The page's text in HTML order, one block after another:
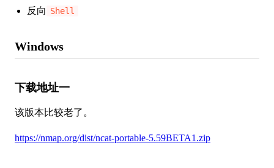
反向 Shell
Windows
下载地址一
该版本比较老了。
https://nmap.org/dist/ncat-portable-5.59BETA1.zip